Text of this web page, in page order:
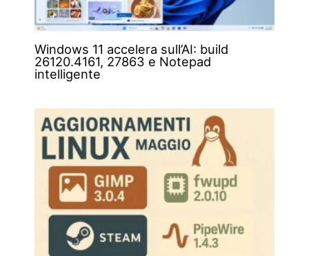
Windows 11 accelera sull’AI: build
26120.4161, 27863 e Notepad
intelligente